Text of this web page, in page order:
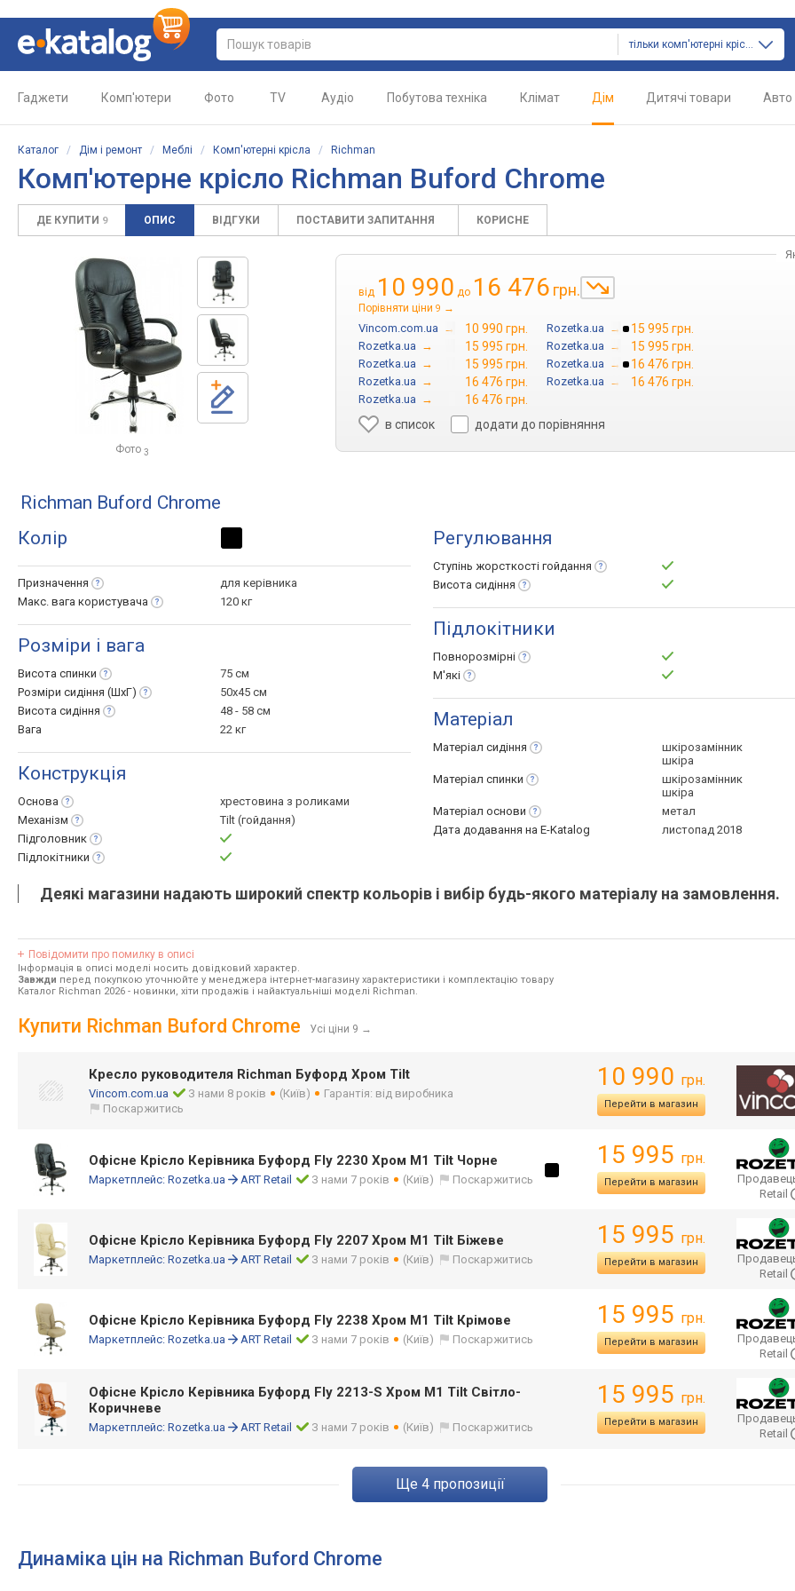
тільки комп'ютерні крісла
Гаджети Комп'ютери Фото TV Аудіо Побутова техніка Клімат Дім Дитячі товари Авто
Каталог / Дім і ремонт / Меблі / Комп'ютерні крісла / Richman
Комп'ютерне крісло Richman Buford Chrome
ДЕ КУПИТИ 9 ОПИС ВІДГУКИ ПОСТАВИТИ ЗАПИТАННЯ КОРИСНЕ
Фото 3
від 10 990 до 16 476 грн.
Порівняти ціни 9 →
Vincom.com.ua → 10 990 грн. Rozetka.ua → 15 995 грн.
Rozetka.ua → 15 995 грн. Rozetka.ua → 15 995 грн.
Rozetka.ua → 15 995 грн. Rozetka.ua → 16 476 грн.
Rozetka.ua → 16 476 грн. Rozetka.ua → 16 476 грн.
Rozetka.ua →
16 476 грн.
в список
додати до порівняння
Richman Buford Chrome
Колір
Призначення
для керівника
Макс. вага користувача 120 кг
Розміри і вага
Висота спинки
75 см
Розміри сидіння (ШхГ)
50x45 см
Висота сидіння
48 - 58 см
Вага
22 кг
Конструкція
Основа
хрестовина з роликами
Механізм
Tilt (гойдання)
Підголовник
Підлокітники
Регулювання
Ступінь жорсткості гойдання
Висота сидіння
Підлокітники
Повнорозмірні
М'які
Матеріал
Матеріал сидіння
шкірозамінник
шкіра
Матеріал спинки
шкірозамінник
шкіра
Матеріал основи
метал
Дата додавання на E-Katalog
листопад 2018
Деякі магазини надають широкий спектр кольорів і вибір будь-якого матеріалу на замовлення.
Повідомити про помилку в описі
Інформація в описі моделі носить довідковий характер.
Завжди перед покупкою уточнюйте у менеджера інтернет-магазину характеристики і комплектацію товару
Каталог Richman 2026 - новинки, хіти продажів і найактуальніші моделі Richman.
Купити Richman Buford Chrome Усі ціни 9 →
Кресло руководителя Richman Буфорд Хром Tilt
Vincom.com.ua З нами 8 років (Київ)
Гарантія: від виробника
Поскаржитись
10 990 грн.
Перейти в магазин
Офісне Крісло Керівника Буфорд Fly 2230 Хром M1 Tilt Чорне
Маркетплейс: Rozetka.ua ART Retail З нами 7 років (Київ) Поскаржитись
15 995 грн.
Перейти в магазин
Retail
Офісне Крісло Керівника Буфорд Fly 2207 Хром M1 Tilt Біжеве
Маркетплейс: Rozetka.ua ART Retail З нами 7 років (Київ) Поскаржитись
15 995 грн.
Перейти в магазин
Retail
Офісне Крісло Керівника Буфорд Fly 2238 Хром M1 Tilt Крімове
Маркетплейс: Rozetka.ua ART Retail З нами 7 років (Київ) Поскаржитись
15 995 грн.
Перейти в магазин
Retail
Офісне Крісло Керівника Буфорд Fly 2213-S Хром M1 Tilt Світло-
Коричневе
Маркетплейс: Rozetka.ua ART Retail З нами 7 років (Київ) Поскаржитись
15 995 грн.
Перейти в магазин
Retail
ще 4пропозиції
Динаміка цін на Richman Buford Chrome